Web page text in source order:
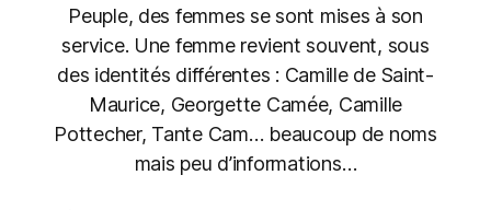
Peuple, des femmes se sont mises à son
service. Une femme revient souvent, sous
des identités différentes : Camille de Saint-
Maurice, Georgette Camée, Camille
Pottecher, Tante Cam… beaucoup de noms
mais peu d’informations…